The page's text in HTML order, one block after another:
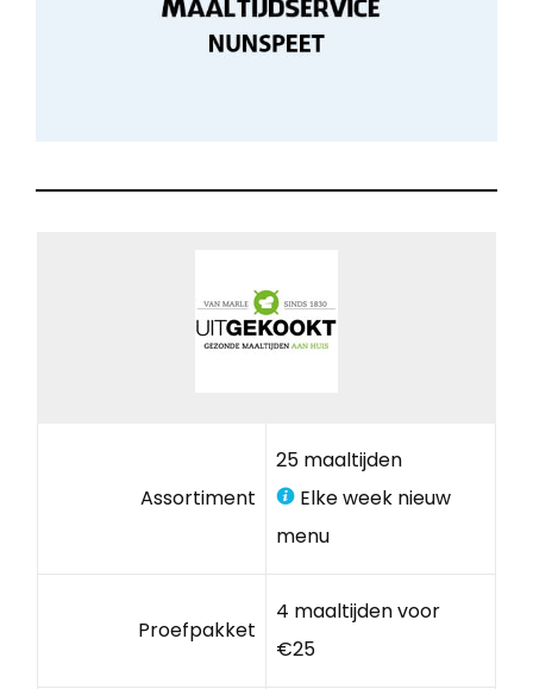
Assortiment
25 maaltijden
Elke week nieuw
menu
Proefpakket
4 maaltijden voor
€25